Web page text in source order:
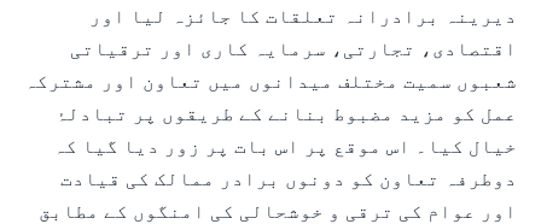
دیرینہ برادرانہ تعلقات کا جائزہ لیا اور
اقتصادی، تجارتی، سرمایہ کاری اور ترقیاتی
شعبوں سمیت مختلف میدانوں میں تعاون اور مشترکہ
عمل کو مزید مضبوط بنانے کے طریقوں پر تبادلۂ
خیال کیا۔ اس موقع پر اس بات پر زور دیا گیا کہ
دوطرفہ تعاون کو دونوں برادر ممالک کی قیادت
اور عوام کی ترقی و خوشحالی کی امنگوں کے مطابق